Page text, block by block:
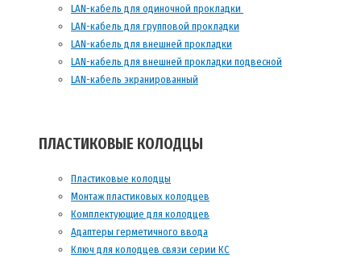
LAN-кабель для одиночной прокладки
LAN-кабель для групповой прокладки
LAN-кабель для внешней прокладки
LAN-кабель для внешней прокладки подвесной
LAN-кабель экранированный
ПЛАСТИКОВЫЕ КОЛОДЦЫ
Пластиковые колодцы
Монтаж пластиковых колодцев
Комплектующие для колодцев
Адаптеры герметичного ввода
Ключ для колодцев связи серии КС